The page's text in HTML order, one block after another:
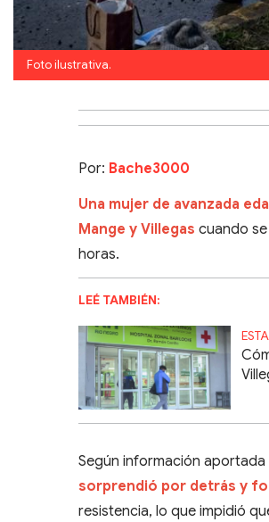
Foto ilustrativa.
Por: Bache3000
Una mujer de avanzada
Mange y Villegas cuando
horas.
LEÉ TAMBIÉN:
Según información
sorprendió por detrás y
resistencia, lo que impidió